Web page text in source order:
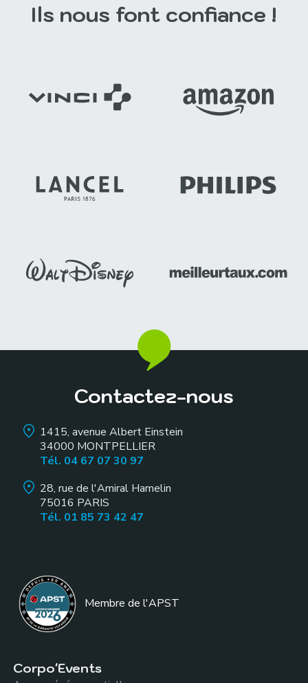
Ils nous font confiance !
Contactez-nous
1415, avenue Albert Einstein
34000 MONTPELLIER
Tél. 04 67 07 30 97
28, rue de l'Amiral Hamelin
75016 PARIS
Tél. 01 85 73 42 47
Membre de l'APST
Corpo'Events